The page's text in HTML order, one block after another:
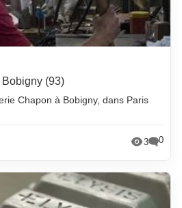
(93)
Chapon à Bobigny, dans Paris
3 0